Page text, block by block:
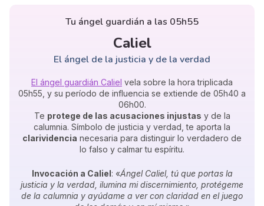
Tu ángel guardián a las 05h55
Caliel
El ángel de la justicia y de la verdad
El ángel guardián Caliel vela sobre la hora triplicada
05h55, y su período de influencia se extiende de 05h40 a
06h00.
Te protege de las acusaciones injustas y de la
calumnia. Símbolo de justicia y verdad, te aporta la
clarividencia necesaria para distinguir lo verdadero de
lo falso y calmar tu espíritu.
Invocación a Caliel: «Ángel Caliel, tú que portas la
justicia y la verdad, ilumina mi discernimiento, protégeme
de la calumnia y ayúdame a ver con claridad en el juego